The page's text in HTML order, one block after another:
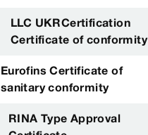
LLC UKRCertification
Certificate of conformity
Eurofins Certificate of
sanitary conformity
RINA Type Approval